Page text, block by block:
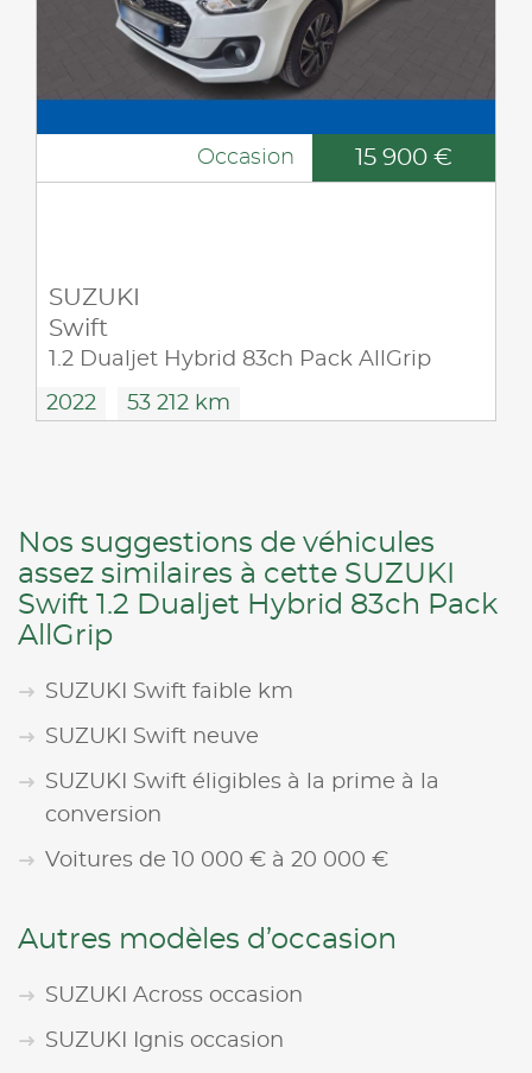
Occasion 15 900 €
SUZUKI
Swift
1.2 Dualjet Hybrid 83ch Pack AllGrip
2022 53 212 km
Nos suggestions de véhicules
assez similaires à cette SUZUKI
Swift 1.2 Dualjet Hybrid 83ch Pack
AllGrip
SUZUKI Swift faible km
SUZUKI Swift neuve
SUZUKI Swift éligibles à la prime à la
conversion
Voitures de 10 000 € à 20 000 €
Autres modèles d’occasion
SUZUKI Across occasion
SUZUKI Ignis occasion